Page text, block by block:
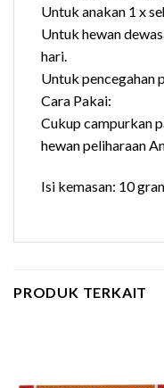
Untuk anakan 1 x
Untuk hewan
hari.
Untuk pencegahan
Cara Pakai:
Cukup campurkan
hewan peliharaan
Isi kemasan: 10
PRODUK TERKAIT